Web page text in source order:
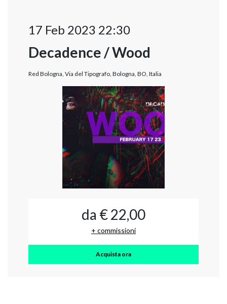
17 Feb 2023 22:30
Decadence / Wood
Red Bologna, Via del Tipografo, Bologna, BO, Italia
da € 22,00
+ commissioni
Acquista ora